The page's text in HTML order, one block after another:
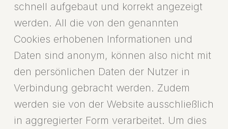
schnell aufgebaut und korrekt angezeigt
werden. All die von den genannten
Cookies erhobenen Informationen und
Daten sind anonym, können also nicht mit
den persönlichen Daten der Nutzer in
Verbindung gebracht werden. Zudem
werden sie von der Website ausschließlich
in aggregierter Form verarbeitet. Um dies